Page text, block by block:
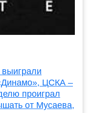
ЦСКА –
проиграл
от Мусаева,